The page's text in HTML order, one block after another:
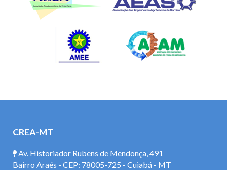
CREA-MT
Av. Historiador Rubens de Mendonça, 491
Bairro Araés - CEP: 78005-725 - Cuiabá - MT